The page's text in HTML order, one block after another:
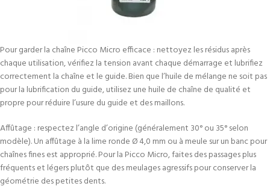
Pour garder la chaîne Picco Micro efficace : nettoyez les résidus après
chaque utilisation, vérifiez la tension avant chaque démarrage et lubrifiez
correctement la chaîne et le guide. Bien que l’huile de mélange ne soit pas
pour la lubrification du guide, utilisez une huile de chaîne de qualité et
propre pour réduire l’usure du guide et des maillons.
Affûtage : respectez l’angle d’origine (généralement 30° ou 35° selon
modèle). Un affûtage à la lime ronde Ø 4,0 mm ou à meule sur un banc pour
chaînes fines est approprié. Pour la Picco Micro, faites des passages plus
fréquents et légers plutôt que des meulages agressifs pour conserver la
géométrie des petites dents.